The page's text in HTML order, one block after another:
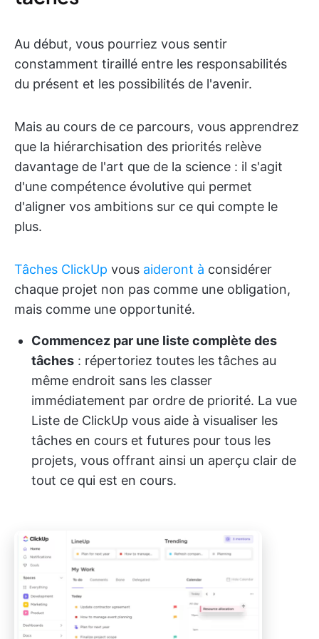
Au début, vous pourriez vous sentir
constamment tiraillé entre les responsabilités
du présent et les possibilités de l'avenir.
Mais au cours de ce parcours, vous apprendrez
que la hiérarchisation des priorités relève
davantage de l'art que de la science : il s'agit
d'une compétence évolutive qui permet
d'aligner vos ambitions sur ce qui compte le
plus.
Tâches ClickUp vous aideront à considérer
chaque projet non pas comme une obligation,
mais comme une opportunité.
Commencez par une liste complète des
tâches : répertoriez toutes les tâches au
même endroit sans les classer
immédiatement par ordre de priorité. La vue
Liste de ClickUp vous aide à visualiser les
tâches en cours et futures pour tous les
projets, vous offrant ainsi un aperçu clair de
tout ce qui est en cours.